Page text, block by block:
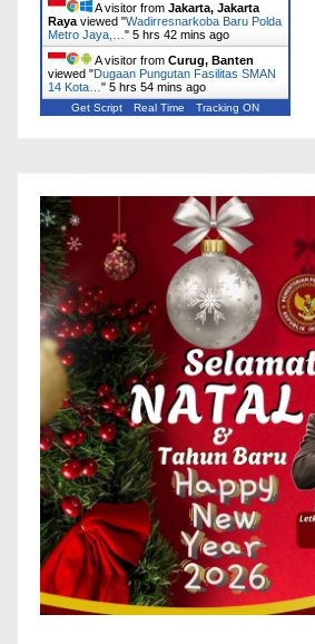
A visitor from Jakarta, Jakarta
Raya viewed "Wadirresnarkoba Baru Polda
Metro Jaya,… " 5 hrs 42 mins ago
A visitor from Curug, Banten
viewed "Dugaan Pungutan Fasilitas SMAN
14 Kota… " 5 hrs 54 mins ago
Get Script Real Time Tracking ON